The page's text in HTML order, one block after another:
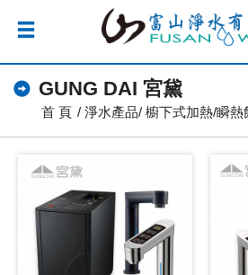
GUNG DAI 宮黛
首 頁 淨水產品 櫥下式加熱/瞬熱